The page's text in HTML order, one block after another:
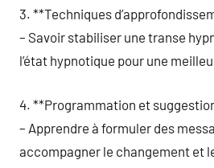
3. **Techniques
– Savoir stabiliser une transe
l’état hypnotique pour une
4. **Programmation et
– Apprendre à formuler des
accompagner le changement et